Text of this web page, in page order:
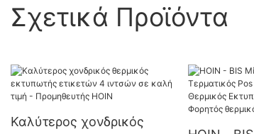
Σχετικά Προϊόντα
Καλύτερος χονδρικός